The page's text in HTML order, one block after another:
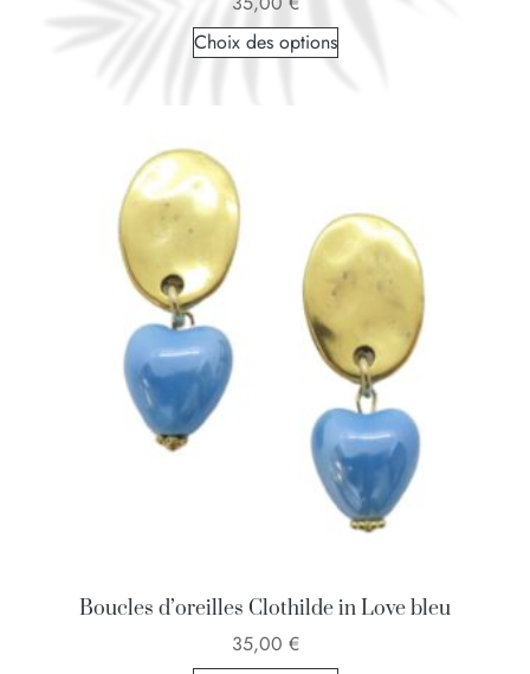
Choix des options
Boucles d’oreilles Clothilde in Love bleu
35,00 €